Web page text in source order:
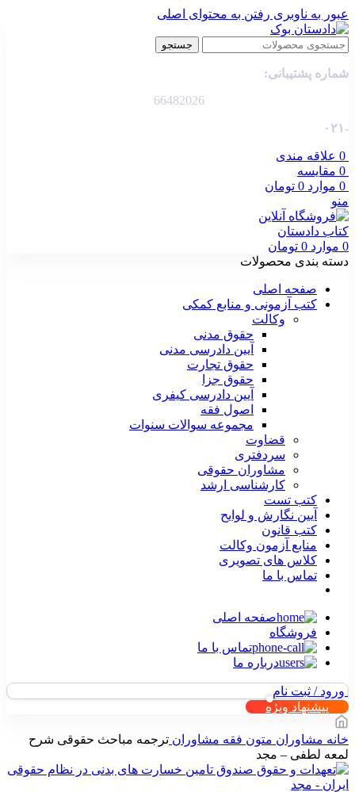
عبور به ناوبری رفتن به محتوای اصلی
جستجو
شماره پشتیبانی:
66482026
-۰۲۱
0 علاقه مندی
0 مقایسه
0 موارد 0 تومان
منو
0 موارد 0 تومان
دسته بندی محصولات
صفحه اصلی
کتب آزمونی و منابع کمکی
وکالت
حقوق مدنی
آیین دادرسی مدنی
حقوق تجارت
حقوق جزا
آیین دادرسی کیفری
اصول فقه
مجموعه سوالات سنوات
قضاوت
سردفتری
مشاوران حقوقی
کارشناسی ارشد
کتب تست
آیین نگارش و لوایح
کتب قانون
منابع آزمون وکالت
کلاس های تصویری
تماس با ما
صفحه اصلی
فروشگاه
تماس با ما
درباره ما
ورود / ثبت نام
پیشنهاد ویژه
خانه مشاوران متون فقه مشاوران ترجمه مباحث حقوقی شرح
لمعه لطفی – مجد